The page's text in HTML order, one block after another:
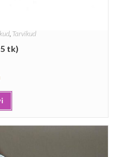
, Tarvikud
tk)